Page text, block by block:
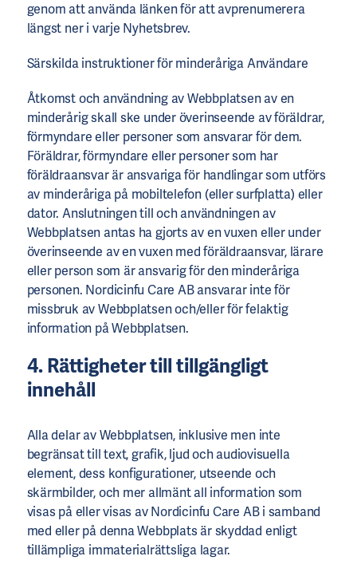
genom att använda länken för att avprenumerera
längst ner i varje Nyhetsbrev.
Särskilda instruktioner för minderåriga Användare
Åtkomst och användning av Webbplatsen av en
minderårig skall ske under överinseende av föräldrar,
förmyndare eller personer som ansvarar för dem.
Föräldrar, förmyndare eller personer som har
föräldraansvar är ansvariga för handlingar som utförs
av minderåriga på mobiltelefon (eller surfplatta) eller
dator. Anslutningen till och användningen av
Webbplatsen antas ha gjorts av en vuxen eller under
överinseende av en vuxen med föräldraansvar, lärare
eller person som är ansvarig för den minderåriga
personen. Nordicinfu Care AB ansvarar inte för
missbruk av Webbplatsen och/eller för felaktig
information på Webbplatsen.
4. Rättigheter till tillgängligt
innehåll
Alla delar av Webbplatsen, inklusive men inte
begränsat till text, grafik, ljud och audiovisuella
element, dess konfigurationer, utseende och
skärmbilder, och mer allmänt all information som
visas på eller visas av Nordicinfu Care AB i samband
med eller på denna Webbplats är skyddad enligt
tillämpliga immaterialrättsliga lagar.